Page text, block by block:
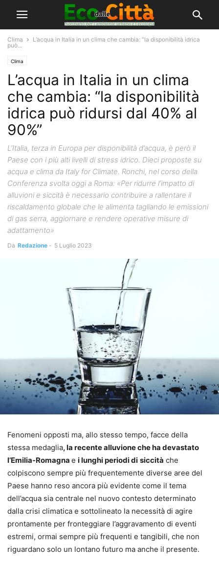
Clima
L’acqua in Italia in un clima che cambia: “la disponibilità idrica
può...
Clima
L’acqua in Italia in un clima
che cambia: “la disponibilità
idrica può ridursi dal 40% al
90%”
L’Italia, terza in Europa per disponibilità d’acqua, è però il
Paese con i più alti livelli di stress idrico. Dieci proposte su
acqua e clima da Italy for Climate. Ronchi, nel corso della
Conferenza svolta oggi a Roma: «Per ridurre l’impatto di
alluvioni e siccità è necessario contribuire a rallentare il
riscaldamento globale che le alimenta tagliando le emissioni
di gas serra, aggiornare e rendere operative misure di
adattamento»
Da Redazione - 5 Luglio 2023
Fenomeni opposti ma, allo stesso tempo, facce della
stessa medaglia, la recente alluvione che ha devastato
l’Emilia-Romagna e i lunghi periodi di siccità che
colpiscono sempre più frequentemente diverse aree del
Paese hanno reso ancora più evidente come il tema
dell’acqua sia centrale nel nuovo contesto determinato
dalla crisi climatica e sottolineato la necessità di agire
prontamente per fronteggiare l’aggravamento di eventi
estremi, ormai sempre più frequenti e tangibili, che non
riguardano solo un lontano futuro ma anche il presente.